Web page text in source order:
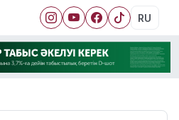
RU